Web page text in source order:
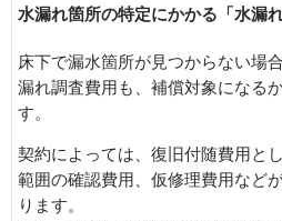
水漏れ箇所の特定にかかる「水漏れ
床下で漏水箇所が見つからない場
漏れ調査費用も、補償対象になる
す。
契約によっては、復旧付随費用と
範囲の確認費用、仮修理費用など
ります。